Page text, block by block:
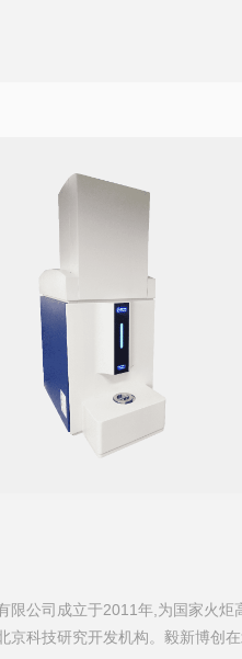
限公司成立于2011年,为国家火炬
京科技研究开发机构。毅新博创